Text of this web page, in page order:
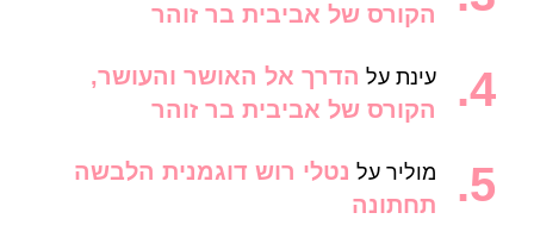
הקורס של אביבית בר זוהר
עינת על הדרך אל האושר והעושר,
הקורס של אביבית בר זוהר
מוליר על נטלי רוש דוגמנית הלבשה
תחתונה